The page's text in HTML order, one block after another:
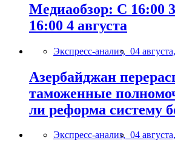
Медиаобзор: С 16:00 3
16:00 4 августа
Экспресс-анализ, 04
Азербайджан
таможенные
ли реформа систему
Экспресс-анализ, 04